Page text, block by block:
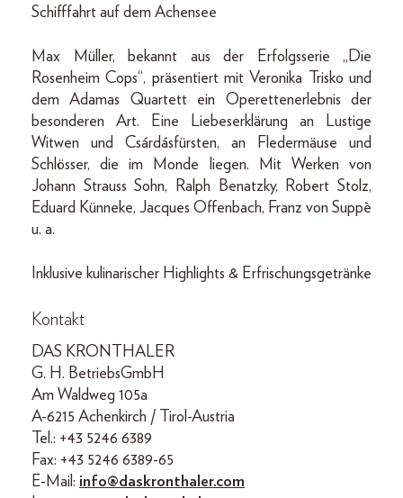
Schifffahrt auf dem Achensee
Max Müller, bekannt aus der Erfolgsserie „Die
Rosenheim Cops“, präsentiert mit Veronika Trisko und
dem Adamas Quartett ein Operettenerlebnis der
besonderen Art. Eine Liebeserklärung an Lustige
Witwen und Csárdásfürsten, an Fledermäuse und
Schlösser, die im Monde liegen. Mit Werken von
Johann Strauss Sohn, Ralph Benatzky, Robert Stolz,
Eduard Künneke, Jacques Offenbach, Franz von Suppè
u. a.
Inklusive kulinarischer Highlights & Erfrischungsgetränke
Kontakt
DAS KRONTHALER
G. H. BetriebsGmbH
Am Waldweg 105a
A-6215 Achenkirch / Tirol-Austria
Tel.: +43 5246 6389
Fax: +43 5246 6389-65
E-Mail: info@daskronthaler.com